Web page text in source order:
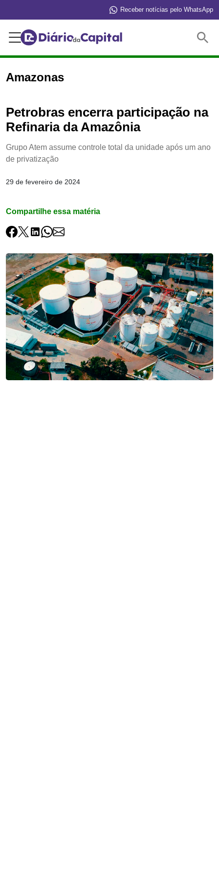
Receber notícias pelo WhatsApp
Amazonas
Petrobras encerra participação na
Refinaria da Amazônia
Grupo Atem assume controle total da unidade após um ano
de privatização
29 de fevereiro de 2024
Compartilhe essa matéria